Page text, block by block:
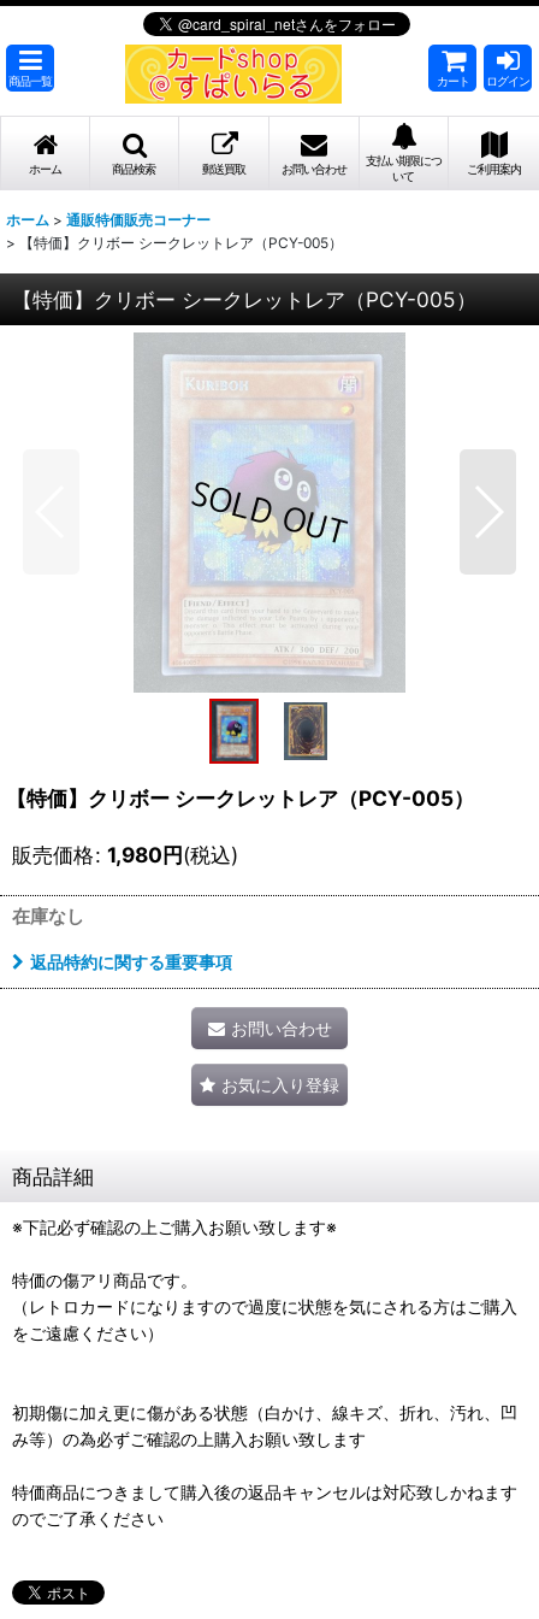
商品一覧 カート ログイン
ホーム 商品検索 郵送買取 お問い合わせ
支払い期限につ
いて
ご利用案内
ホーム > 通販特価販売コーナー
>
【特価】クリボー シークレットレア（PCY-005）
【特価】クリボー シークレットレア（PCY-005）
【特価】クリボー シークレットレア（PCY-005）
販売価格: 1,980円(税込)
在庫なし
返品特約に関する重要事項
お問い合わせ
お気に入り登録
商品詳細
※下記必ず確認の上ご購入お願い致します※
特価の傷アリ商品です。
（レトロカードになりますので過度に状態を気にされる方はご購入
をご遠慮ください）
初期傷に加え更に傷がある状態（白かけ、線キズ、折れ、汚れ、凹
み等）の為必ずご確認の上購入お願い致します
特価商品につきまして購入後の返品キャンセルは対応致しかねます
のでご了承ください